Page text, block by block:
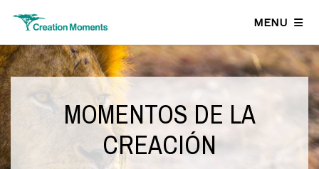
MENU
MOMENTOS DE LA
CREACIÓN